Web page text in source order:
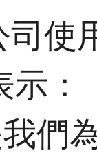
使
示
們